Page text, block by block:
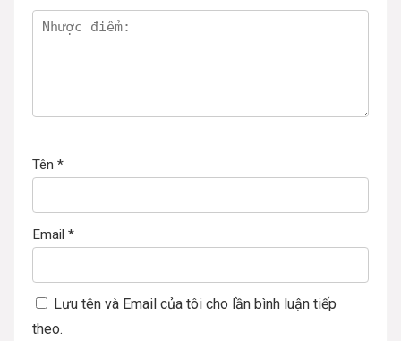
Tên *
Email *
Lưu tên và Email của tôi cho lần bình luận tiếp
theo.